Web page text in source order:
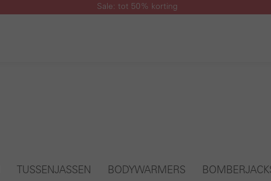
Sale: tot 50% korting
TUSSENJASSEN BODYWARMERS